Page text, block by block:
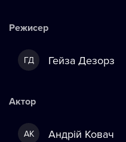
Режисер
ГД Гейза Дезорз
Актор
АК Андрій Ковач